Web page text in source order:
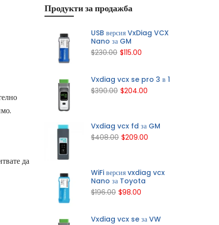
да
Продукти за продажба
USB версия VxDiag VCX
Nano за GM
$230.00 $115.00
Vxdiag vcx se pro 3 в 1
$390.00 $204.00
Vxdiag vcx fd за GM
$408.00 $209.00
WiFi версия vxdiag vcx
Nano за Toyota
$196.00 $98.00
Vxdiag vcx se за VW